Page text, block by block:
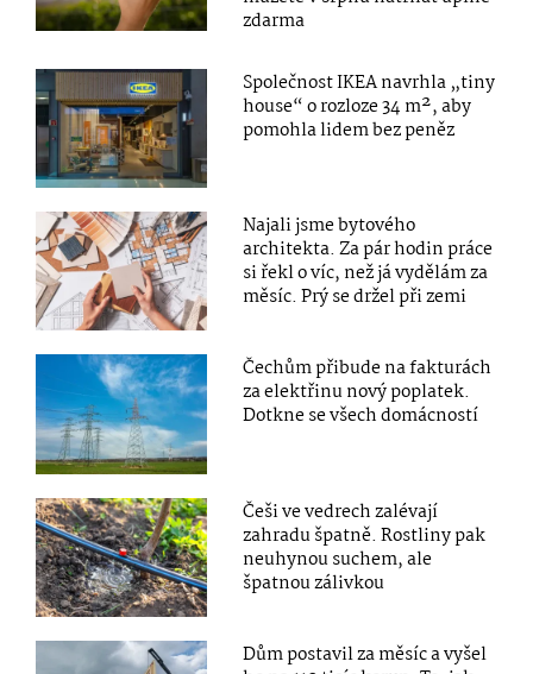
zdarma
Společnost IKEA navrhla „tiny
house“ o rozloze 34 m², aby
pomohla lidem bez peněz
Najali jsme bytového
architekta. Za pár hodin práce
si řekl o víc, než já vydělám za
měsíc. Prý se držel při zemi
Čechům přibude na fakturách
za elektřinu nový poplatek.
Dotkne se všech domácností
Češi ve vedrech zalévají
zahradu špatně. Rostliny pak
neuhynou suchem, ale
špatnou zálivkou
Dům postavil za měsíc a vyšel